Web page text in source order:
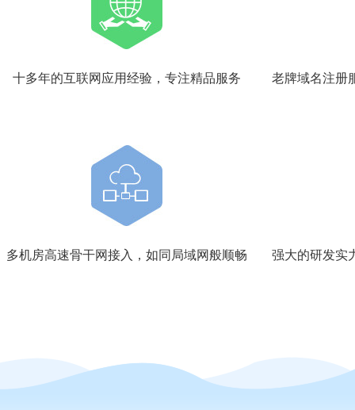
十多年的互联网应用经验，专注精品服务 老牌域名注册
多机房高速骨干网接入，如同局域网般顺畅 强大的研发实